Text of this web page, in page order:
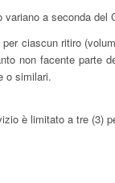
a seconda del
ciascun ritiro
non facente parte
o similari.
è limitato a tre (3)